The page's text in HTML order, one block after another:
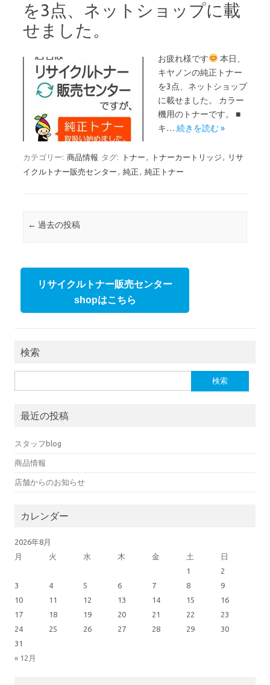
を3点、ネットショップに載
せました。
お疲れ様です
本日、
キヤノンの純正トナー
を3点、ネットショップ
に載せました。 カラー
機用のトナーです。 ■
キ… 続きを読む »
カテゴリー: 商品情報 タグ: トナー , トナーカートリッジ ,
リサ
イクルトナー販売センター , 純正 , 純正トナー
投稿ナビゲーション
← 過去の投稿
リサイクルトナー販売センター
shopはこちら
検索
最近の投稿
スタッフblog
商品情報
店舗からのお知らせ
カレンダー
2026年8月
月
火 水 木 金 土 日
« 12月
1
2
3
4 5 6 7 8
9
10
11 12 13 14 15
16
17
18 19 20 21 22
23
24
25 26 27 28 29
30
31